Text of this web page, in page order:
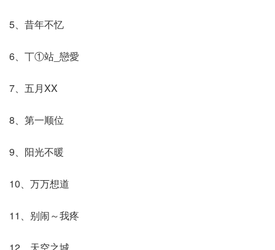
5、昔年不忆
6、丅①站_戀愛
7、五月XX
8、第一顺位
9、阳光不暖
10、万万想道
11、别闹～我疼